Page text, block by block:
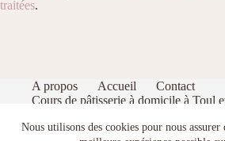
Nous utilisons des cookies pour nous
traitées.
A propos Accueil
Contact
Cours de pâtisserie à domicile à Toul
Index
Politique de confidentialité